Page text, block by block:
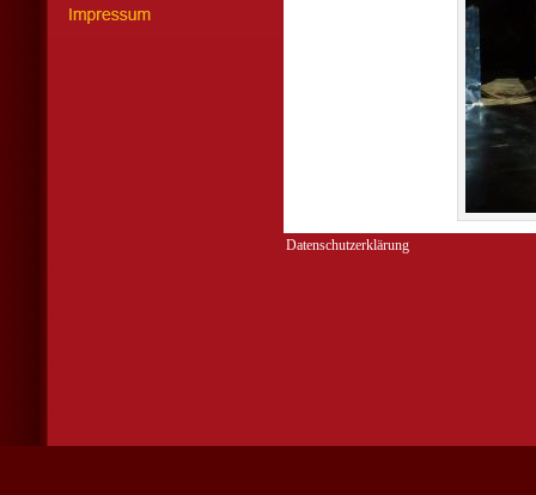
Datenschutzerklärung